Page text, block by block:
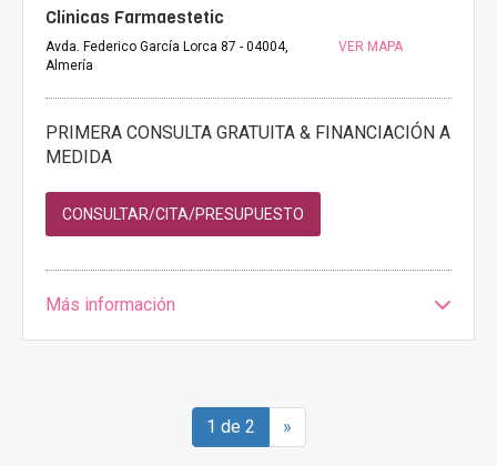
Clínicas Farmaestetic
Avda. Federico García Lorca 87 - 04004,
Almería
VER MAPA
PRIMERA CONSULTA GRATUITA & FINANCIACIÓN A
MEDIDA
CONSULTAR/CITA/PRESUPUESTO
Más información
1 de 2 »